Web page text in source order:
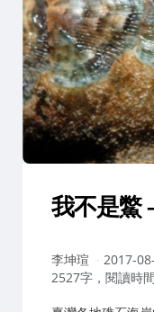
我不是鱉
作
者：
李坤瑄
2017-
2527字，閱讀時